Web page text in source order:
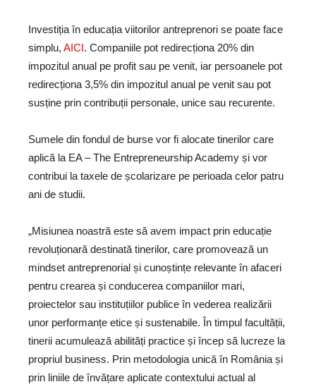
Investiția în educația viitorilor antreprenori se poate face
simplu, AICI. Companiile pot redirecționa 20% din
impozitul anual pe profit sau pe venit, iar persoanele pot
redirecționa 3,5% din impozitul anual pe venit sau pot
susține prin contribuții personale, unice sau recurente.
Sumele din fondul de burse vor fi alocate tinerilor care
aplică la EA – The Entrepreneurship Academy și vor
contribui la taxele de școlarizare pe perioada celor patru
ani de studii.
„Misiunea noastră este să avem impact prin educație
revoluționară destinată tinerilor, care promovează un
mindset antreprenorial și cunoștințe relevante în afaceri
pentru crearea și conducerea companiilor mari,
proiectelor sau instituțiilor publice în vederea realizării
unor performanțe etice și sustenabile. În timpul facultății,
tinerii acumulează abilități practice și încep să lucreze la
propriul business. Prin metodologia unică în România și
prin liniile de învățare aplicate contextului actual al